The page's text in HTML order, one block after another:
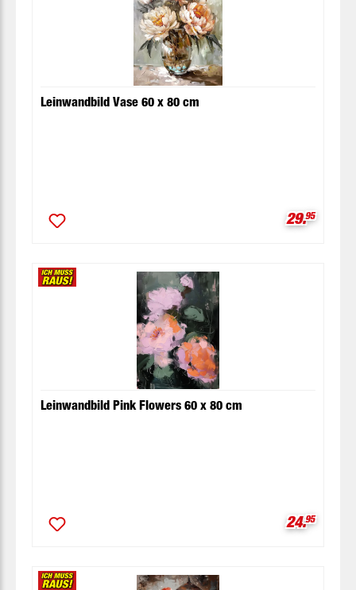
Leinwandbild Vase 60 x 80 cm
29.95
Leinwandbild Pink Flowers 60 x 80 cm
24.95